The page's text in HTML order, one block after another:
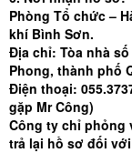
Phòng Tổ chức –
khí Bình Sơn.
Địa chỉ: Tòa nhà
Phong, thành phố
Điện thoại:
gặp Mr Công)
Công ty chỉ phỏng
trả lại hồ sơ đối